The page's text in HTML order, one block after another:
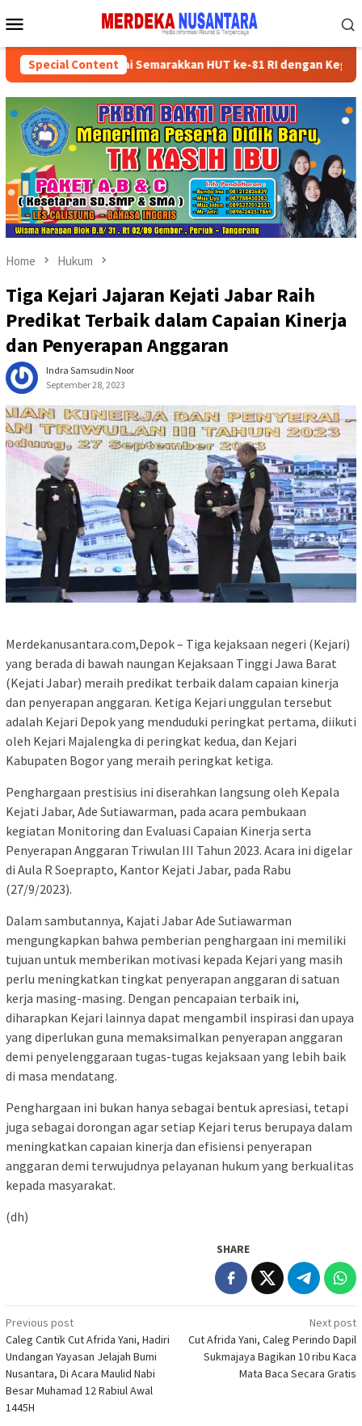
to
Menu
Special Content
Kader Partai Semarakkan HUT ke-81 RI dengan Kegiatan
Home Hukum
Tiga Kejari Jajaran Kejati Jabar Raih
Predikat Terbaik dalam Capaian Kinerja
dan Penyerapan Anggaran
Indra Samsudin Noor
September 28, 2023
Merdekanusantara.com,Depok – Tiga kejaksaan negeri (Kejari)
yang berada di bawah naungan Kejaksaan Tinggi Jawa Barat
(Kejati Jabar) meraih predikat terbaik dalam capaian kinerja
dan penyerapan anggaran. Ketiga Kejari unggulan tersebut
adalah Kejari Depok yang menduduki peringkat pertama, diikuti
oleh Kejari Majalengka di peringkat kedua, dan Kejari
Kabupaten Bogor yang meraih peringkat ketiga.
Penghargaan prestisius ini diserahkan langsung oleh Kepala
Kejati Jabar, Ade Sutiawarman, pada acara pembukaan
kegiatan Monitoring dan Evaluasi Capaian Kinerja serta
Penyerapan Anggaran Triwulan III Tahun 2023. Acara ini digelar
di Aula R Soeprapto, Kantor Kejati Jabar, pada Rabu
(27/9/2023).
Dalam sambutannya, Kajati Jabar Ade Sutiawarman
mengungkapkan bahwa pemberian penghargaan ini memiliki
tujuan untuk memberikan motivasi kepada Kejari yang masih
perlu meningkatkan tingkat penyerapan anggaran di satuan
kerja masing-masing. Dengan pencapaian terbaik ini,
diharapkan Kejari lainnya dapat mengambil inspirasi dan upaya
yang diperlukan guna memaksimalkan penyerapan anggaran
demi penyelenggaraan tugas-tugas kejaksaan yang lebih baik
di masa mendatang.
Penghargaan ini bukan hanya sebagai bentuk apresiasi, tetapi
juga sebagai dorongan agar setiap Kejari terus berupaya dalam
meningkatkan capaian kinerja dan efisiensi penyerapan
anggaran demi terwujudnya pelayanan hukum yang berkualitas
kepada masyarakat.
(dh)
SHARE
Post
navigation
Previous post
Caleg Cantik Cut Afrida Yani, Hadiri
Undangan Yayasan Jelajah Bumi
Nusantara, Di Acara Maulid Nabi
Besar Muhamad 12 Rabiul Awal
1445H
Next post
Cut Afrida Yani, Caleg Perindo Dapil
Sukmajaya Bagikan 10 ribu Kaca
Mata Baca Secara Gratis